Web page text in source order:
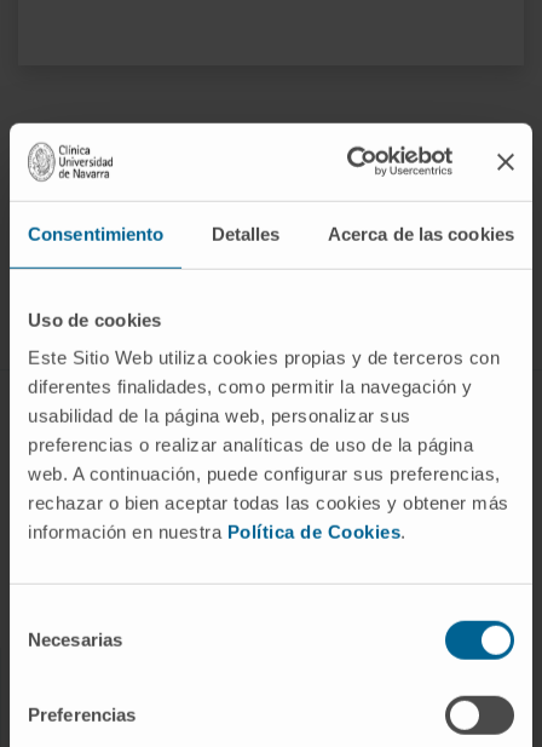
Consentimiento Detalles Acerca de las cookies
Uso de cookies
Este Sitio Web utiliza cookies propias y de terceros con
diferentes finalidades, como permitir la navegación y
usabilidad de la página web, personalizar sus
preferencias o realizar analíticas de uso de la página
web. A continuación, puede configurar sus preferencias,
rechazar o bien aceptar todas las cookies y obtener más
información en nuestra Política de Cookies.
Necesarias
Preferencias
ABOUT CIMA
Who we are
Research Center of the Clinica
Campus of the Universidad de Navarra